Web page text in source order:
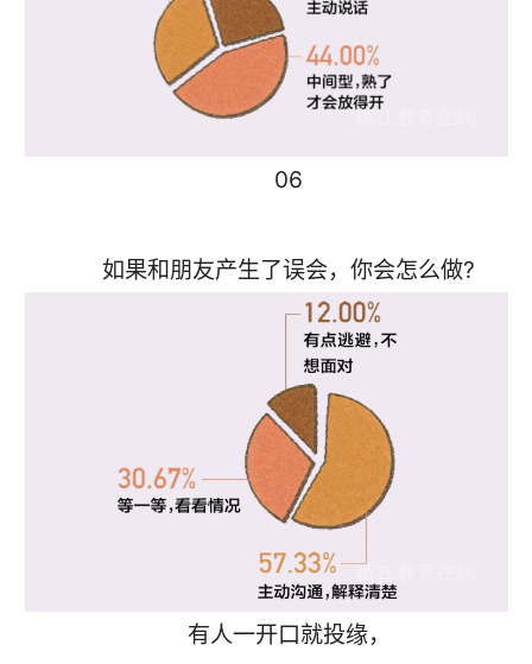
06
如果和朋友产生了误会，你会怎么做?
有人一开口就投缘，